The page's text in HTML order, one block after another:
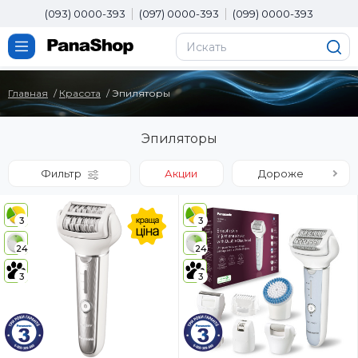
(093) 0000-393 (097) 0000-393 (099) 0000-393
Главная Красота Эпиляторы
Эпиляторы
Фильтр Акции Дороже
3
24
3
3
24
3